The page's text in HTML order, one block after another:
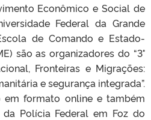
Econômico e Social de
Federal da Grande
de Comando e Estado-
são as organizadores do “3°
Fronteiras e Migrações:
e segurança integrada”.
em formato online e também
Polícia Federal em Foz do